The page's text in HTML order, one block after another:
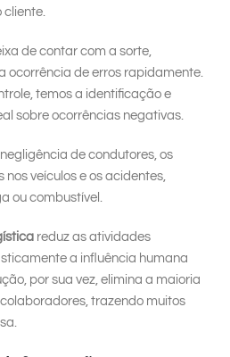
cliente.
de contar com a sorte,
ocorrência de erros rapidamente.
temos a identificação e
sobre ocorrências negativas.
de condutores, os
nos veículos e os acidentes,
ou combustível.
reduz as atividades
a influência humana
por sua vez, elimina a maioria
trazendo muitos